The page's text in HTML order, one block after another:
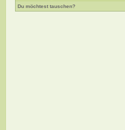
Du möchtest tauschen?